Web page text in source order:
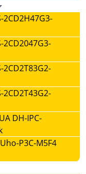
DH-IPC-
P3C-M5F4